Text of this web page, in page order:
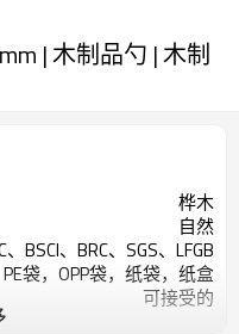
| 木制品勺 | 木制
桦木
自然
、BSCI、BRC、SGS、LFGB
PE袋，OPP袋，纸袋，纸盒
可接受的